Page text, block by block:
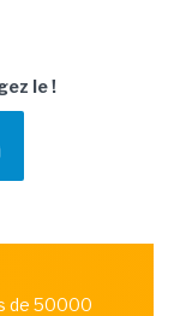
le !
de 50000